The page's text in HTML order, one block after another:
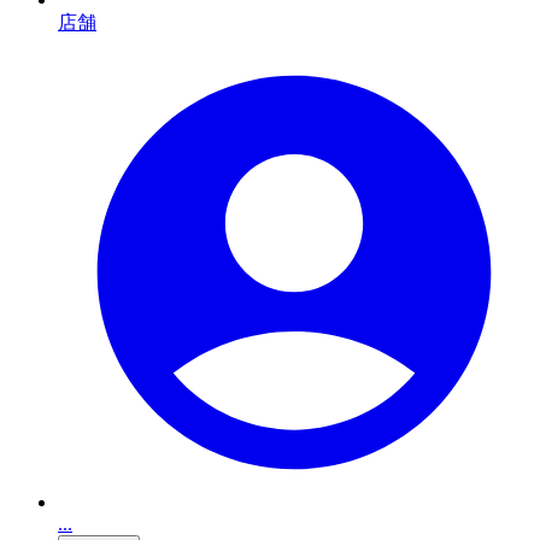
店舗
...